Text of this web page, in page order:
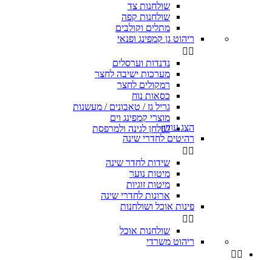
שולחנות צד
שולחנות קפה
מתלים וקולבים
ריהוט גן קמפינג ופנאי
 
נדנדות וערסלים
מערכות ישיבה לחצר
רמקולים לחצר
כסאות נוח
גריל גז / טאבונים / מעשנות
מוצרי קמפינג וים
שולחן לגינה ולמרפסתהצג עוד
רהיטים לחדרי שינה
 
שידות לחדר שינה
מיטות נוער
מיטות זוגיות
ארונות לחדרי שינה
פינות אוכל ושולחנות
 
שולחנות אוכל
ריהוט משרדי
 